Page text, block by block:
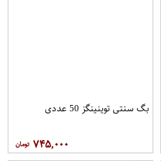
بگ سنتی توینینگز 50 عددی
۷۴۵,۰۰۰